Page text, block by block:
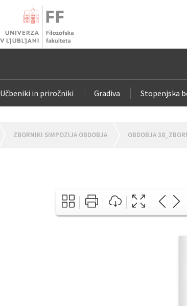
Učbeniki in priročniki Gradiva Stopenjska
ZBORNIKI SIMPOZIJA OBDOBJA OBDOBJA